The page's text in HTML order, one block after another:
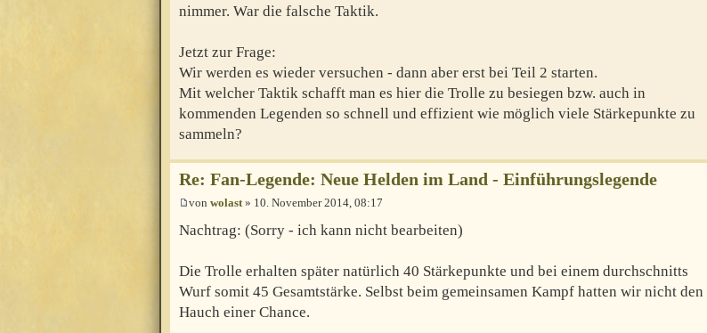
nimmer. War die falsche Taktik.
Jetzt zur Frage:
Wir werden es wieder versuchen - dann aber erst bei Teil 2 starten.
Mit welcher Taktik schafft man es hier die Trolle zu besiegen bzw. auch in
kommenden Legenden so schnell und effizient wie möglich viele Stärkepunkte zu
sammeln?
Re: Fan-Legende: Neue Helden im Land - Einführungslegende
von wolast » 10. November 2014, 08:17
Nachtrag: (Sorry - ich kann nicht bearbeiten)
Die Trolle erhalten später natürlich 40 Stärkepunkte und bei einem durchschnitts
Wurf somit 45 Gesamtstärke. Selbst beim gemeinsamen Kampf hatten wir nicht den
Hauch einer Chance.